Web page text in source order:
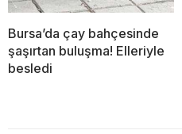
Bursa’da çay bahçesinde
şaşırtan buluşma! Elleriyle
besledi